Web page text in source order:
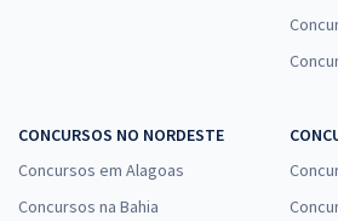
CONCURSOS NO NORDESTE
Concursos em Alagoas
Concursos na Bahia